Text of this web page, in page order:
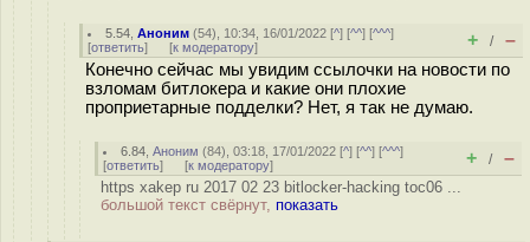
5.54 ,Аноним (54), 10:34, 16/01/2022 [^] [^^] [^^^]
[ответить] [к модератору] + / –
Конечно сейчас мы увидим ссылочки на новости по
взломам битлокера и какие они плохие
проприетарные подделки? Нет, я так не думаю.
6.84 ,Аноним (84), 03:18, 17/01/2022 [^] [^^] [^^^]
[ответить] [к модератору] + / –
https xakep ru 2017 02 23 bitlocker-hacking toc06 ...
большой текст свёрнут, показать